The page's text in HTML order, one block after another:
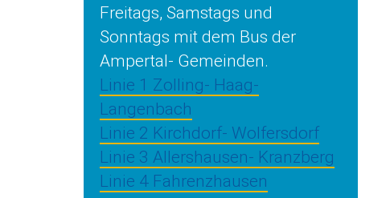
Freitags, Samstags und
Sonntags mit dem Bus der
Ampertal- Gemeinden.
Linie 1 Zolling- Haag-
Langenbach
Linie 2 Kirchdorf- Wolfersdorf
Linie 3 Allershausen- Kranzberg
Linie 4 Fahrenzhausen